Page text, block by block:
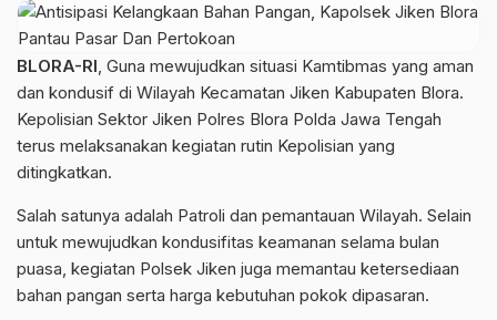
BLORA-RI, Guna mewujudkan situasi Kamtibmas yang aman
dan kondusif di Wilayah Kecamatan Jiken Kabupaten Blora.
Kepolisian Sektor Jiken Polres Blora Polda Jawa Tengah
terus melaksanakan kegiatan rutin Kepolisian yang
ditingkatkan.
Salah satunya adalah Patroli dan pemantauan Wilayah. Selain
untuk mewujudkan kondusifitas keamanan selama bulan
puasa, kegiatan Polsek Jiken juga memantau ketersediaan
bahan pangan serta harga kebutuhan pokok dipasaran.